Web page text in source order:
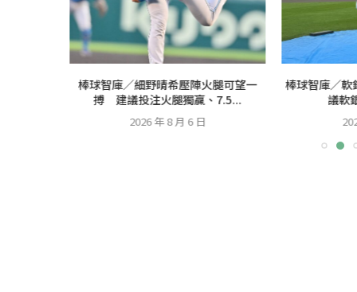
棒球智庫／細野晴希壓陣火腿可望一
搏 建議投注火腿獨贏、7.5...
2026 年 8 月 6 日
棒球智庫／
議軟